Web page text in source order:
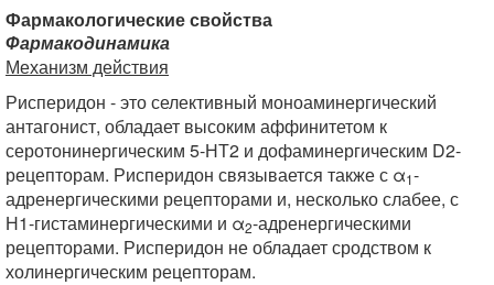
Фармакологические свойства
Фармакодинамика
Механизм действия
Рисперидон - это селективный моноаминергический
антагонист, обладает высоким аффинитетом к
серотонинергическим 5-НТ2 и дофаминергическим D2-
рецепторам. Рисперидон связывается также с α1-
адренергическими рецепторами и, несколько слабее, с
Н1-гистаминергическими и α2-адренергическими
рецепторами. Рисперидон не обладает сродством к
холинергическим рецепторам.